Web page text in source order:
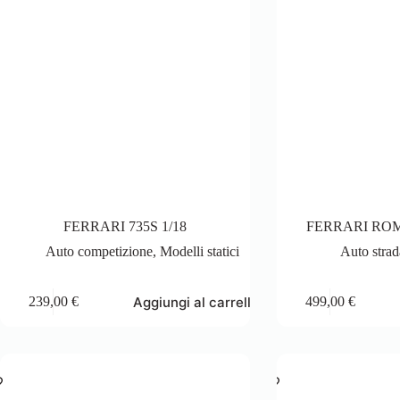
FERRARI 735S 1/18
Auto competizione,Modelli statici
239,00 € Aggiungi al carrello
FERRARI
Auto
499,00 €